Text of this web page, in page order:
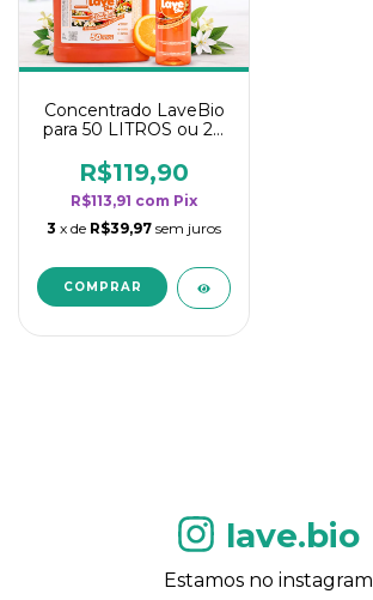
Concentrado LaveBio
para 50 LITROS ou 20
rendimento da
categoria - Flor de
Laranjeira
R$119,90
R$113,91 com Pix
3 x de R$39,97 sem juros
lave.bio
Estamos no instagram